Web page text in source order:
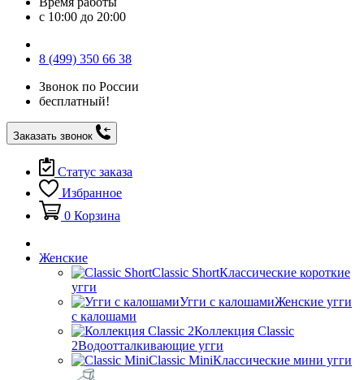
с 10:00 до 20:00
8 (499) 350 66 38
Звонок по России
бесплатный!
Заказать звонок
Статус заказа
Избранное
0 Корзина
Женские
Classic ShortКлассические короткие
угги
Угги с калошамиЖенские угги
с калошами
Коллекция Classic
2Водоотталкивающие угги
Classic MiniКлассические мини угги